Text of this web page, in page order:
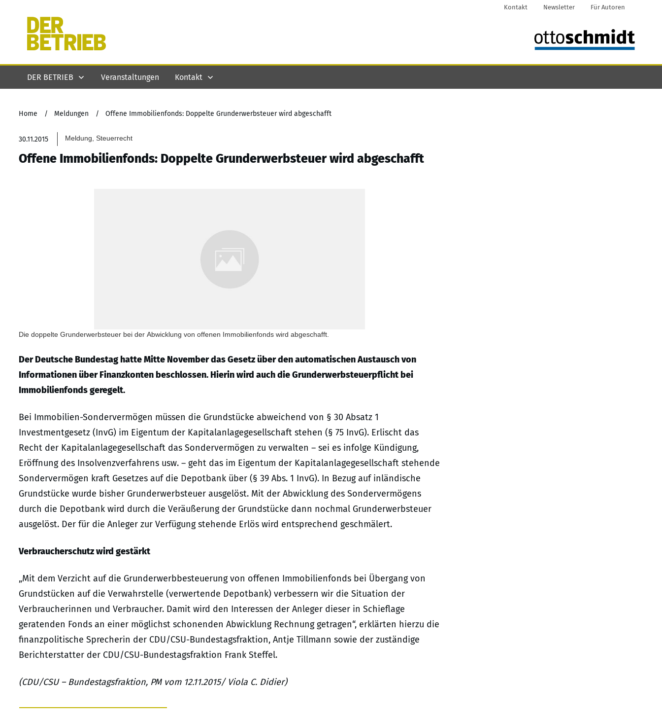
Kontakt Newsletter Für Autoren
DER BETRIEB Veranstaltungen Kontakt
Home / Meldungen / Offene Immobilienfonds: Doppelte Grunderwerbsteuer wird abgeschafft
30.11.2015 Meldung, Steuerrecht
Offene Immobilienfonds: Doppelte Grunderwerbsteuer wird abgeschafft
Die doppelte Grunderwerbsteuer bei der Abwicklung von offenen Immobilienfonds wird abgeschafft.
Der Deutsche Bundestag hatte Mitte November das Gesetz über den automatischen Austausch von
Informationen über Finanzkonten beschlossen. Hierin wird auch die Grunderwerbsteuerpflicht bei
Immobilienfonds geregelt.
Bei Immobilien-Sondervermögen müssen die Grundstücke abweichend von § 30 Absatz 1
Investmentgesetz (InvG) im Eigentum der Kapitalanlagegesellschaft stehen (§ 75 InvG). Erlischt das
Recht der Kapitalanlagegesellschaft das Sondervermögen zu verwalten – sei es infolge Kündigung,
Eröffnung des Insolvenzverfahrens usw. – geht das im Eigentum der Kapitalanlagegesellschaft stehende
Sondervermögen kraft Gesetzes auf die Depotbank über (§ 39 Abs. 1 InvG). In Bezug auf inländische
Grundstücke wurde bisher Grunderwerbsteuer ausgelöst. Mit der Abwicklung des Sondervermögens
durch die Depotbank wird durch die Veräußerung der Grundstücke dann nochmal Grunderwerbsteuer
ausgelöst. Der für die Anleger zur Verfügung stehende Erlös wird entsprechend geschmälert.
Verbraucherschutz wird gestärkt
„Mit dem Verzicht auf die Grunderwerbbesteuerung von offenen Immobilienfonds bei Übergang von
Grundstücken auf die Verwahrstelle (verwertende Depotbank) verbessern wir die Situation der
Verbraucherinnen und Verbraucher. Damit wird den Interessen der Anleger dieser in Schieflage
geratenden Fonds an einer möglichst schonenden Abwicklung Rechnung getragen“, erklärten hierzu die
finanzpolitische Sprecherin der CDU/CSU-Bundestagsfraktion, Antje Tillmann sowie der zuständige
Berichterstatter der CDU/CSU-Bundestagsfraktion Frank Steffel.
(CDU/CSU – Bundestagsfraktion, PM vom 12.11.2015/ Viola C. Didier)